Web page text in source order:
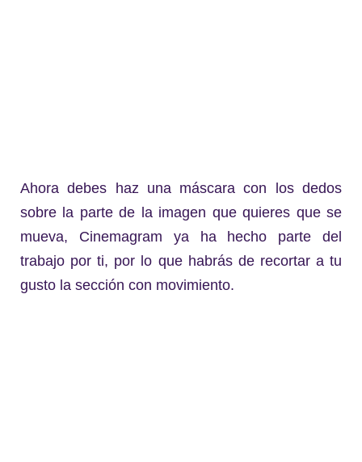
Ahora debes haz una máscara con los dedos
sobre la parte de la imagen que quieres que se
mueva, Cinemagram ya ha hecho parte del
trabajo por ti, por lo que habrás de recortar a tu
gusto la sección con movimiento.